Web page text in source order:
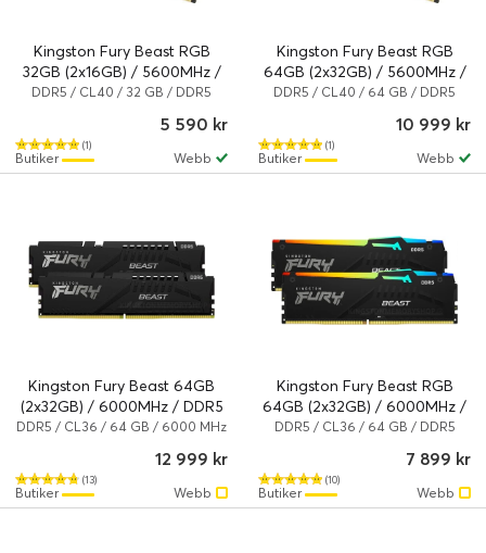
Kingston Fury Beast RGB
32GB (2x16GB) / 5600MHz /
DDR5 / CL40 /
DDR5 / CL40 / 32 GB / DDR5
(1)
5 590 kr
Webb
Butiker
Kingston Fury Beast RGB
64GB (2x32GB) / 5600MHz /
DDR5 / CL40 /
DDR5 / CL40 / 64 GB / DDR5
(1)
10 999 kr
Webb
Butiker
Kingston Fury Beast 64GB
(2x32GB) / 6000MHz / DDR5
/ CL36 / KF560C36BBEK2-64
DDR5 / CL36 / 64 GB / 6000 MHz
(13)
12 999 kr
Webb
Butiker
Kingston Fury Beast RGB
64GB (2x32GB) / 6000MHz /
DDR5 / CL36 /
DDR5 / CL36 / 64 GB / DDR5
(10)
7 899 kr
Webb
Butiker